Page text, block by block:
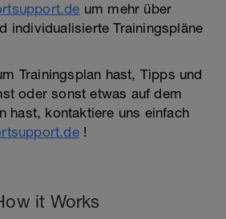
um mehr über
individualisierte Trainingspläne
Trainingsplan hast, Tipps und
oder sonst etwas auf dem
hast, kontaktiere uns einfach
!
it Works